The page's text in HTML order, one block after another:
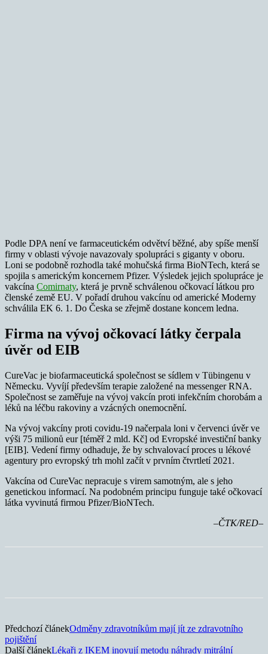
Podle DPA není ve farmaceutickém odvětví běžné, aby spíše menší
firmy v oblasti vývoje navazovaly spolupráci s giganty v oboru.
Loni se podobně rozhodla také mohučská firma BioNTech, která se
spojila s americkým koncernem Pfizer. Výsledek jejich spolupráce je
vakcína Comirnaty, která je prvně schválenou očkovací látkou pro
členské země EU. V pořadí druhou vakcínu od americké Moderny
schválila EK 6. 1. Do Česka se zřejmě dostane koncem ledna.
Firma na vývoj očkovací látky čerpala
úvěr od EIB
CureVac je biofarmaceutická společnost se sídlem v Tübingenu v
Německu. Vyvíjí především terapie založené na messenger RNA.
Společnost se zaměřuje na vývoj vakcín proti infekčním chorobám a
léků na léčbu rakoviny a vzácných onemocnění.
Na vývoj vakcíny proti covidu-19 načerpala loni v červenci úvěr ve
výši 75 milionů eur [téměř 2 mld. Kč] od Evropské investiční banky
[EIB]. Vedení firmy odhaduje, že by schvalovací proces u lékové
agentury pro evropský trh mohl začít v prvním čtvrtletí 2021.
Vakcína od CureVac nepracuje s virem samotným, ale s jeho
genetickou informací. Na podobném principu funguje také očkovací
látka vyvinutá firmou Pfizer/BioNTech.
–ČTK/RED–
Předchozí článekOdměny zdravotníkům mají jít ze zdravotního
pojištění
Další článekLékaři z IKEM inovují metodu náhrady mitrální